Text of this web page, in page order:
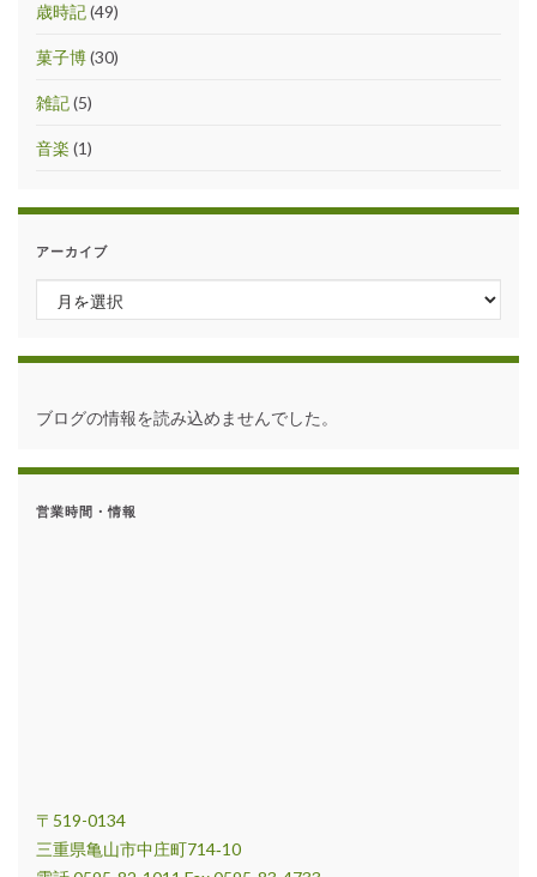
歳時記(49)
菓子博(30)
雑記(5)
音楽 (1)
アーカイブ
アーカイブ
ブログの情報を読み込めませんでした。
営業時間・情報
〒519-0134
三重県亀山市中庄町714‐10